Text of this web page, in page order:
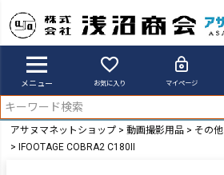
メニュー お気に入り マイページ
アサヌマネットショップ 動画撮影用品
その他
IFOOTAGE COBRA2 C180II